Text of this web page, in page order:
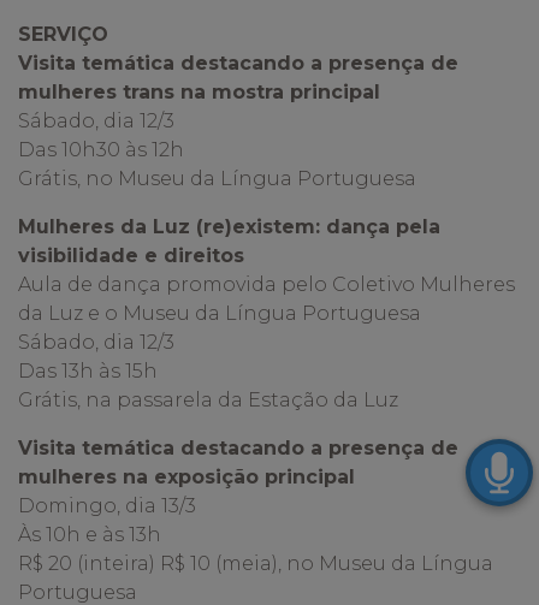
SERVIÇO
Visita temática destacando a presença de
mulheres trans na mostra principal
Sábado, dia 12/3
Das 10h30 às 12h
Grátis, no Museu da Língua Portuguesa
Mulheres da Luz (re)existem: dança pela
visibilidade e direitos
Aula de dança promovida pelo Coletivo Mulheres
da Luz e o Museu da Língua Portuguesa
Sábado, dia 12/3
Das 13h às 15h
Grátis, na passarela da Estação da Luz
Visita temática destacando a presença de
mulheres na exposição principal
Domingo, dia 13/3
Às 10h e às 13h
R$ 20 (inteira) R$ 10 (meia), no Museu da Língua
Portuguesa